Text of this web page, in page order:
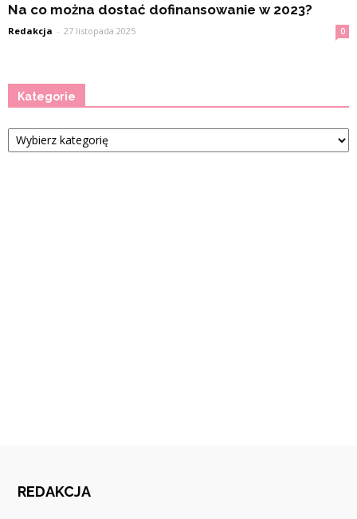
Na co można dostać dofinansowanie w 2023?
Redakcja - 27 listopada 2025 0
Kategorie
Kategorie
REDAKCJA